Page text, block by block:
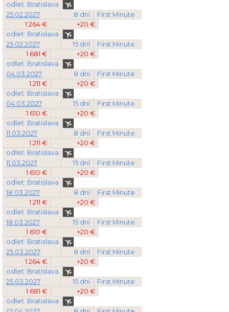
odlet: Bratislava
25.02.2027
8 dní
First Minute
1 264 €
+20 €
odlet: Bratislava
25.02.2027
15 dní
First Minute
1 681 €
+20 €
odlet: Bratislava
04.03.2027
8 dní
First Minute
1 211 €
+20 €
odlet: Bratislava
04.03.2027
15 dní
First Minute
1 610 €
+20 €
odlet: Bratislava
11.03.2027
8 dní
First Minute
1 211 €
+20 €
odlet: Bratislava
11.03.2027
15 dní
First Minute
1 610 €
+20 €
odlet: Bratislava
18.03.2027
8 dní
First Minute
1 211 €
+20 €
odlet: Bratislava
18.03.2027
15 dní
First Minute
1 610 €
+20 €
odlet: Bratislava
25.03.2027
8 dní
First Minute
1 264 €
+20 €
odlet: Bratislava
25.03.2027
15 dní
First Minute
1 681 €
+20 €
odlet: Bratislava